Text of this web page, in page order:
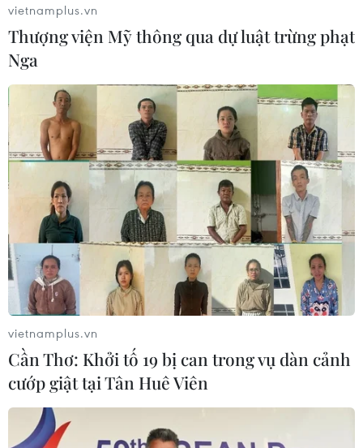
vietnamplus.vn
Thượng viện Mỹ thông qua dự luật trừng phạt
Nga
vietnamplus.vn
Cần Thơ: Khởi tố 19 bị can trong vụ dàn cảnh
cướp giật tại Tân Huê Viên